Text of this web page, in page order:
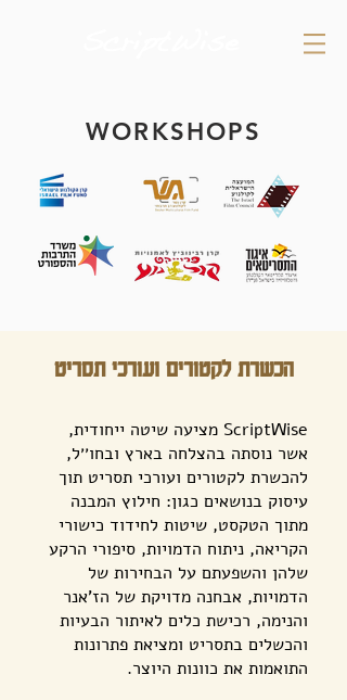
WORKSHOPS
ScriptWise מציעה שיטה ייחודית,
אשר נוסתה בהצלחה בארץ ובחו׳׳ל,
להכשרת לקטורים ועורכי תסריט תוך
עיסוק בנושאים כגון: חילוץ המבנה
מתוך הטקסט, שיטות לחידוד כישורי
הקריאה, ניתוח הדמויות, סיפורי הרקע
שלהן והשפעתם על הבחירות של
הדמויות, אבחנה מדויקת של הז'אנר
והנימה, רכישת כלים לאיתור הבעיות
והכשלים בתסריט ומציאת פתרונות
התואמות את כוונות היוצר.
הכשרת לקטורים ועורכי תסריט